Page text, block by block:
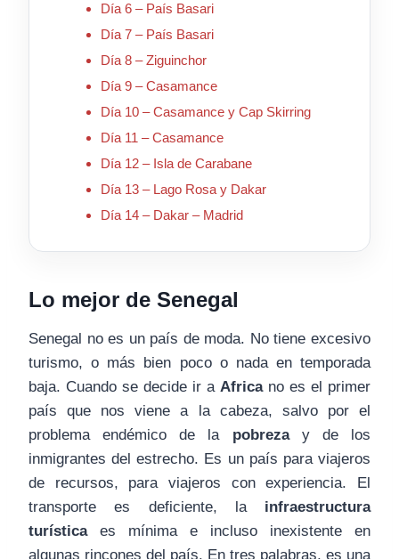
Día 6 – País Basari
Día 7 – País Basari
Día 8 – Ziguinchor
Día 9 – Casamance
Día 10 – Casamance y Cap Skirring
Día 11 – Casamance
Día 12 – Isla de Carabane
Día 13 – Lago Rosa y Dakar
Día 14 – Dakar – Madrid
Lo mejor de Senegal
Senegal no es un país de moda. No tiene excesivo
turismo, o más bien poco o nada en temporada
baja. Cuando se decide ir a Africano es el primer
país que nos viene a la cabeza, salvo por el
problema endémico de la pobrezay de los
inmigrantes del estrecho. Es un país para viajeros
de recursos, para viajeros con experiencia. El
transporte es deficiente, la infraestructura
turísticaes mínima e incluso inexistente en
algunas rincones del país. En tres palabras, es una